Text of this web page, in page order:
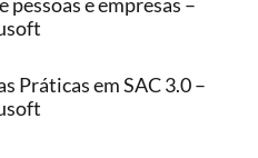
Práticas em SAC 3.0 –